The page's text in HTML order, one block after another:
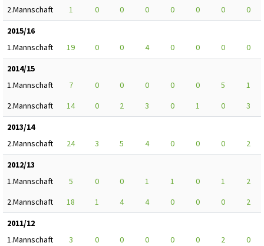
2.Mannschaft
1 0 0 0 0 0 0
0
2015/16
1.Mannschaft
19 0 0 4 0 0 0
0
2014/15
1.Mannschaft
7 0 0 0 0 0 5
1
2.Mannschaft
14 0 2 3 0 1 0
3
2013/14
2.Mannschaft
24 3 5 4 0 0 0
2
2012/13
1.Mannschaft
5 0 0 1 1 0 1
2
2.Mannschaft
18 1 4 4 0 0 0
2
2011/12
1.Mannschaft
3 0 0 0 0 0 2
0